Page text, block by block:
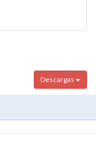
Descargas